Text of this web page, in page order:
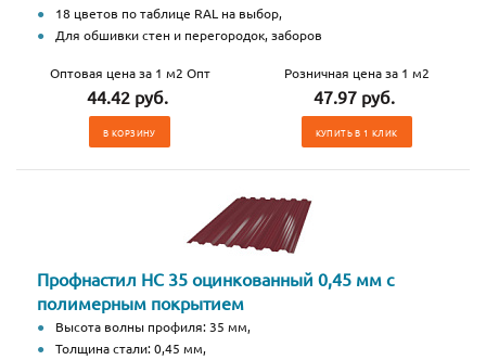
18 цветов по таблице RAL на выбор,
Для обшивки стен и перегородок, заборов
Оптовая цена за 1 м2 Опт
44.42 руб.
В КОРЗИНУ
Розничная цена за 1 м2
47.97 руб.
КУПИТЬ В 1 КЛИК
Профнастил НС 35 оцинкованный 0,45 мм с
полимерным покрытием
Высота волны профиля: 35 мм,
Толщина стали: 0,45 мм,